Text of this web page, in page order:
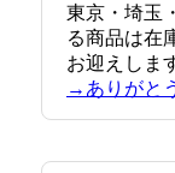
東京・埼玉
る商品は在
お迎えしま
→ありがと